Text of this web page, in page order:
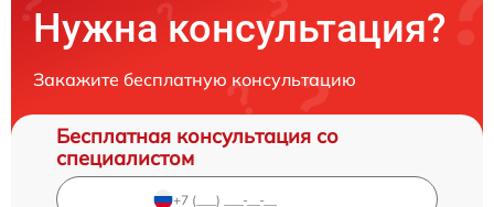
Нужна консультация?
Закажите бесплатную консультацию
Бесплатная консультация со
специалистом